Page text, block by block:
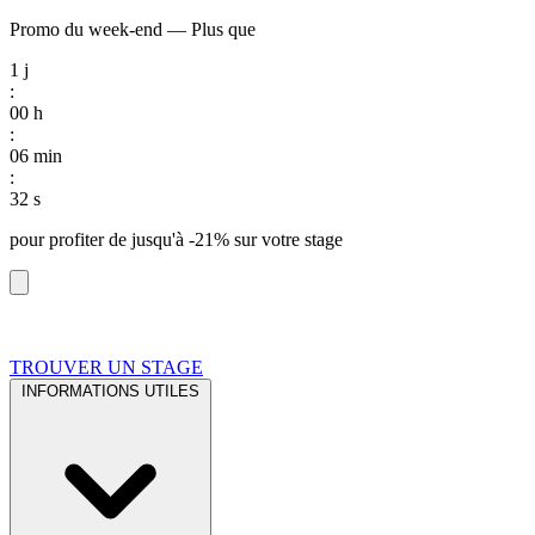
Promo du week-end — Plus que
1 j
:
00 h
:
06 min
:
31 s
pour profiter de jusqu'à -21% sur votre stage
TROUVER UN STAGE
INFORMATIONS UTILES